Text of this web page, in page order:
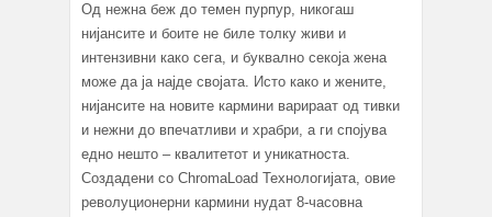
Од нежна беж до темен пурпур, никогаш
нијансите и боите не биле толку живи и
интензивни како сега, и буквално секоја жена
може да ја најде својата. Исто како и жените,
нијансите на новите кармини варираат од тивки
и нежни до впечатливи и храбри, а ги спојува
едно нешто – квалитетот и уникатноста.
Создадени со ChromaLoad Технологијата, овие
револуционерни кармини нудат 8-часовна